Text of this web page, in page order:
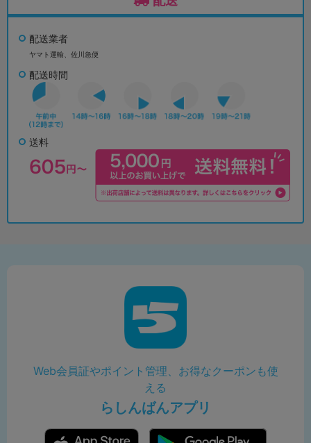
配送業者
ヤマト運輸、佐川急便
配送時間
送料
Web会員証やポイント管理、お得なクーポンも使
える
らしんばんアプリ